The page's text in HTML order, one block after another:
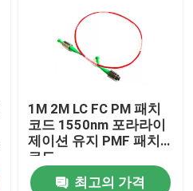
1M 2M LC FC PM 패치
코드 1550nm 포라라이
제이션 유지 PMF 패치
코드
최고의 가격